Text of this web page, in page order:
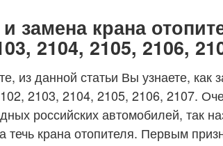
замена крана
2104, 2105, 2106,
из данной статьи Вы узнаете, как
2103, 2104, 2105, 2106, 2107.
российских автомобилей, так
течь крана отопителя. Первым